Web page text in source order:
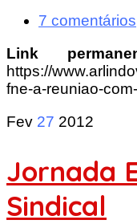
7 comentários
Link
https://
fne-a-reuniao-
Fev 27 2012
Jornada
Sindical